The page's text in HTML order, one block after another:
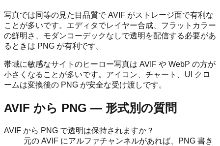
写真では同等の見た目品質で AVIF がストレージ面で有利な
ことが多いです。エディタでレイヤー合成、フラットカラー
の鮮明さ、モダンコーデックなしで透明を配信する必要があ
るときは PNG が有利です。
帯域に敏感なサイトのヒーロー写真は AVIF や WebP の方が
小さくなることが多いです。アイコン、チャート、UI クロ
ームは変換後の PNG が安全な受け渡しです。
AVIF から PNG — 形式別の質問
AVIF から PNG で透明は保持されますか？
元の AVIF にアルファチャンネルがあれば、PNG 書き